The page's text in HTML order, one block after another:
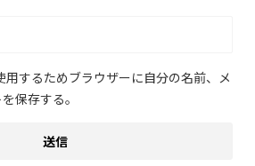
用するためブラウザーに自分の名前、メ
保存する。